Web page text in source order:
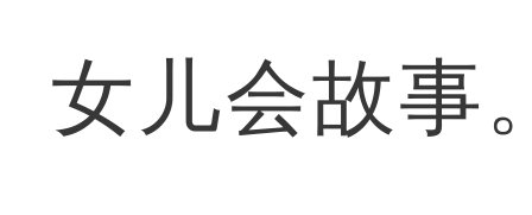
女儿会故事